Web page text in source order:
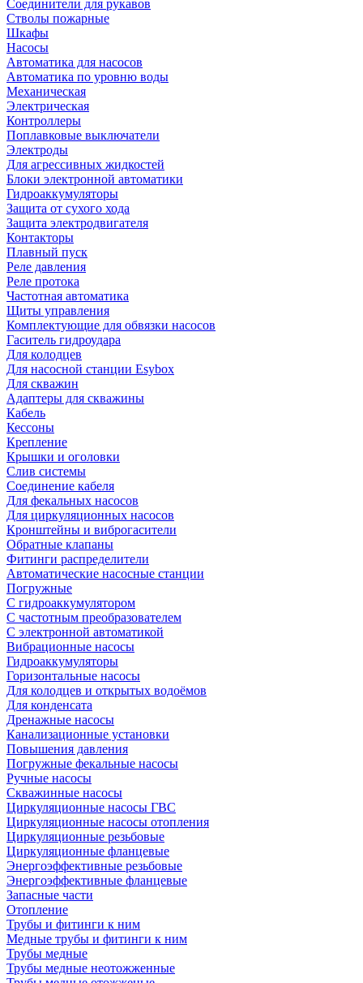
Соединители для рукавов
Стволы пожарные
Шкафы
Насосы
Автоматика для насосов
Автоматика по уровню воды
Механическая
Электрическая
Контроллеры
Поплавковые выключатели
Электроды
Для агрессивных жидкостей
Блоки электронной автоматики
Гидроаккумуляторы
Защита от сухого хода
Защита электродвигателя
Контакторы
Плавный пуск
Реле давления
Реле протока
Частотная автоматика
Щиты управления
Комплектующие для обвязки насосов
Гаситель гидроудара
Для колодцев
Для насосной станции Esybox
Для скважин
Адаптеры для скважины
Кабель
Кессоны
Крепление
Крышки и оголовки
Слив системы
Соединение кабеля
Для фекальных насосов
Для циркуляционных насосов
Кронштейны и виброгасители
Обратные клапаны
Фитинги распределители
Автоматические насосные станции
Погружные
С гидроаккумулятором
С частотным преобразователем
С электронной автоматикой
Вибрационные насосы
Гидроаккумуляторы
Горизонтальные насосы
Для колодцев и открытых водоёмов
Для конденсата
Дренажные насосы
Канализационные установки
Повышения давления
Погружные фекальные насосы
Ручные насосы
Скважинные насосы
Циркуляционные насосы ГВС
Циркуляционные насосы отопления
Циркуляционные резьбовые
Циркуляционные фланцевые
Энергоэффективные резьбовые
Энергоэффективные фланцевые
Запасные части
Отопление
Трубы и фитинги к ним
Медные трубы и фитинги к ним
Трубы медные
Трубы медные неотожженные